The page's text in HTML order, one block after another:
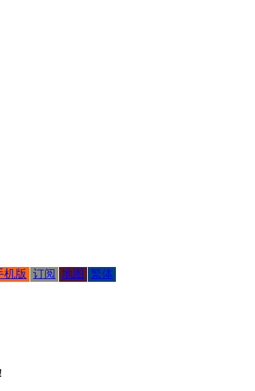
机版 订阅 地图 繁体